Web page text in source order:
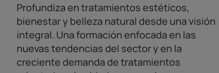
Profundiza en tratamientos estéticos,
bienestar y belleza natural desde una visión
integral. Una formación enfocada en las
nuevas tendencias del sector y en la
creciente demanda de tratamientos